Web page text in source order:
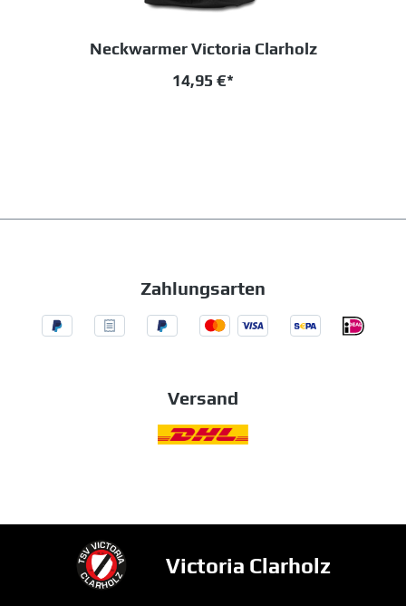
Neckwarmer Victoria Clarholz
14,95 €*
Zahlungsarten
Versand
Victoria Clarholz